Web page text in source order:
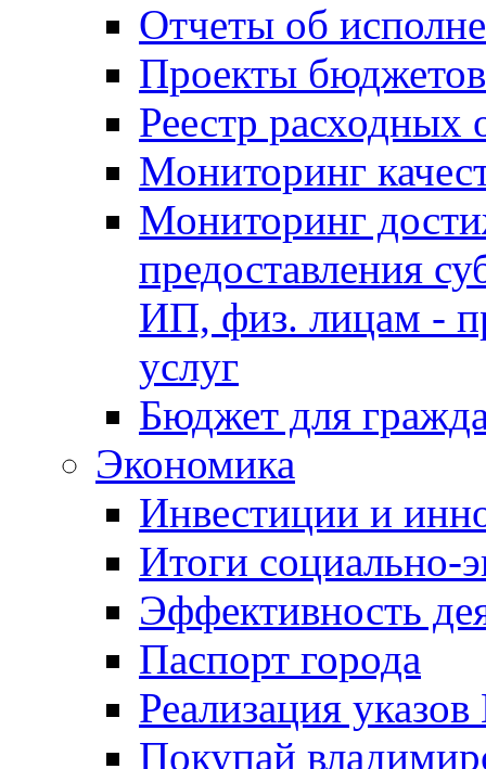
Отчеты об
Проекты бюджетов
Реестр расходных
Мониторинг
Мониторинг
предоставления
ИП, физ. лицам -
услуг
Бюджет для
Экономика
Инвестиции и
Итоги социально-
Эффективность
Паспорт города
Реализация
Покупай